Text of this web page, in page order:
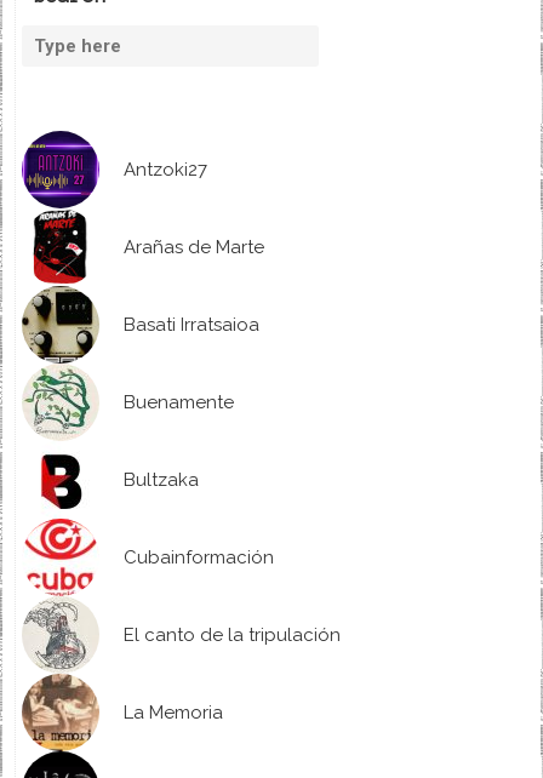
Antzoki27
Arañas de Marte
Basati Irratsaioa
Buenamente
Bultzaka
Cubainformación
El canto de la tripulación
La Memoria